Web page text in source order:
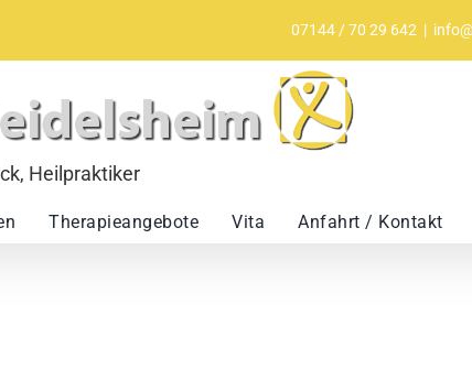
07144 / 70 29 642 |
Therapieangebote Vita Anfahrt / Kontakt